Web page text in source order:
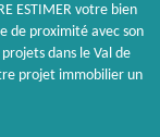
ESTIMER votre bien
de proximité avec son
dans le Val de
projet immobilier un